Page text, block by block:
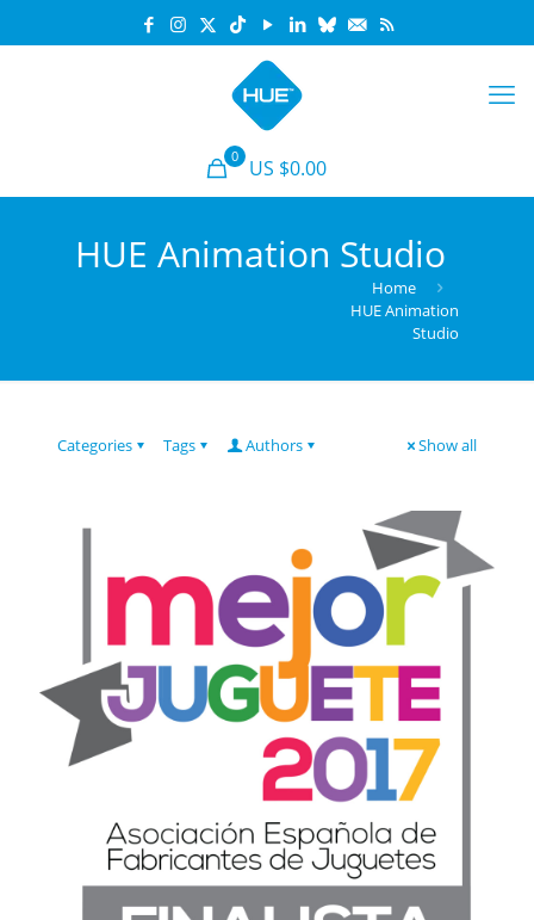
0 US $0.00
HUE Animation Studio
Home
HUE Animation
Studio
Categories Tags Authors Show all